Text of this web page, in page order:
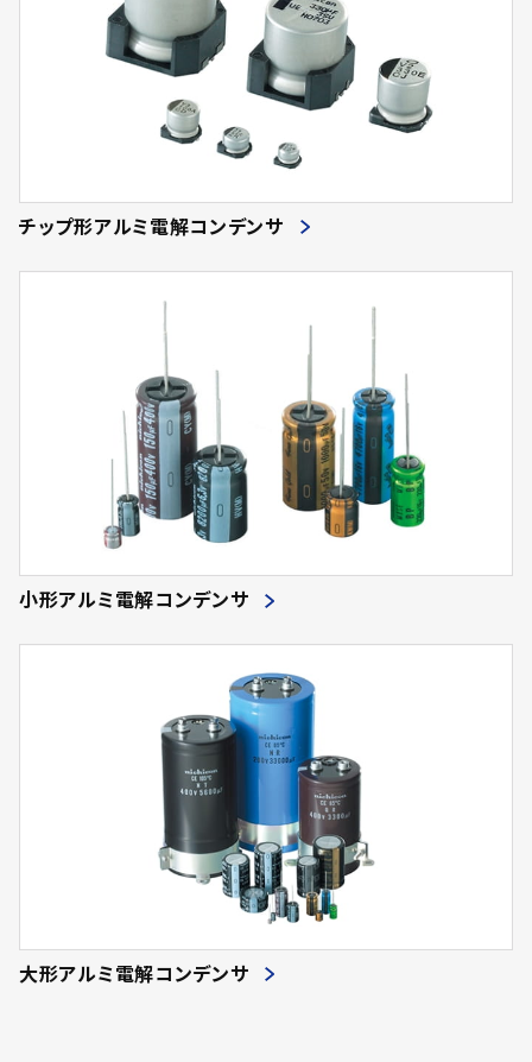
チップ形アルミ電解コンデンサ
小形アルミ電解コンデンサ
大形アルミ電解コンデンサ